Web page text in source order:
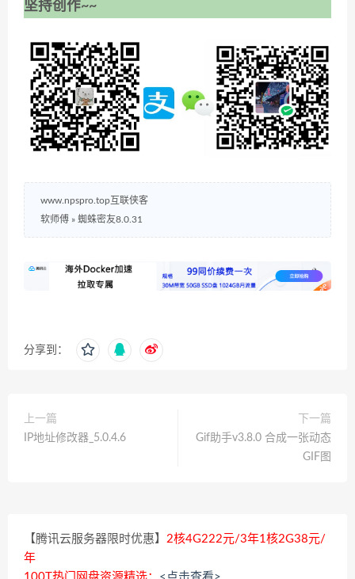
坚持创作~~
www.npspro.top互联侠客
软师傅 » 蜘蛛密友8.0.31
分享到：
上一篇
IP地址修改器_5.0.4.6
下一篇
Gif助手v3.8.0 合成一张动态
GIF图
【腾讯云服务器限时优惠】 2核4G222元/3年1核2G38元/
年